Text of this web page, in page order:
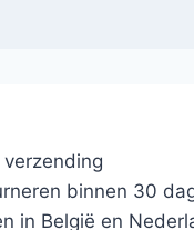
binnen 30
in België en